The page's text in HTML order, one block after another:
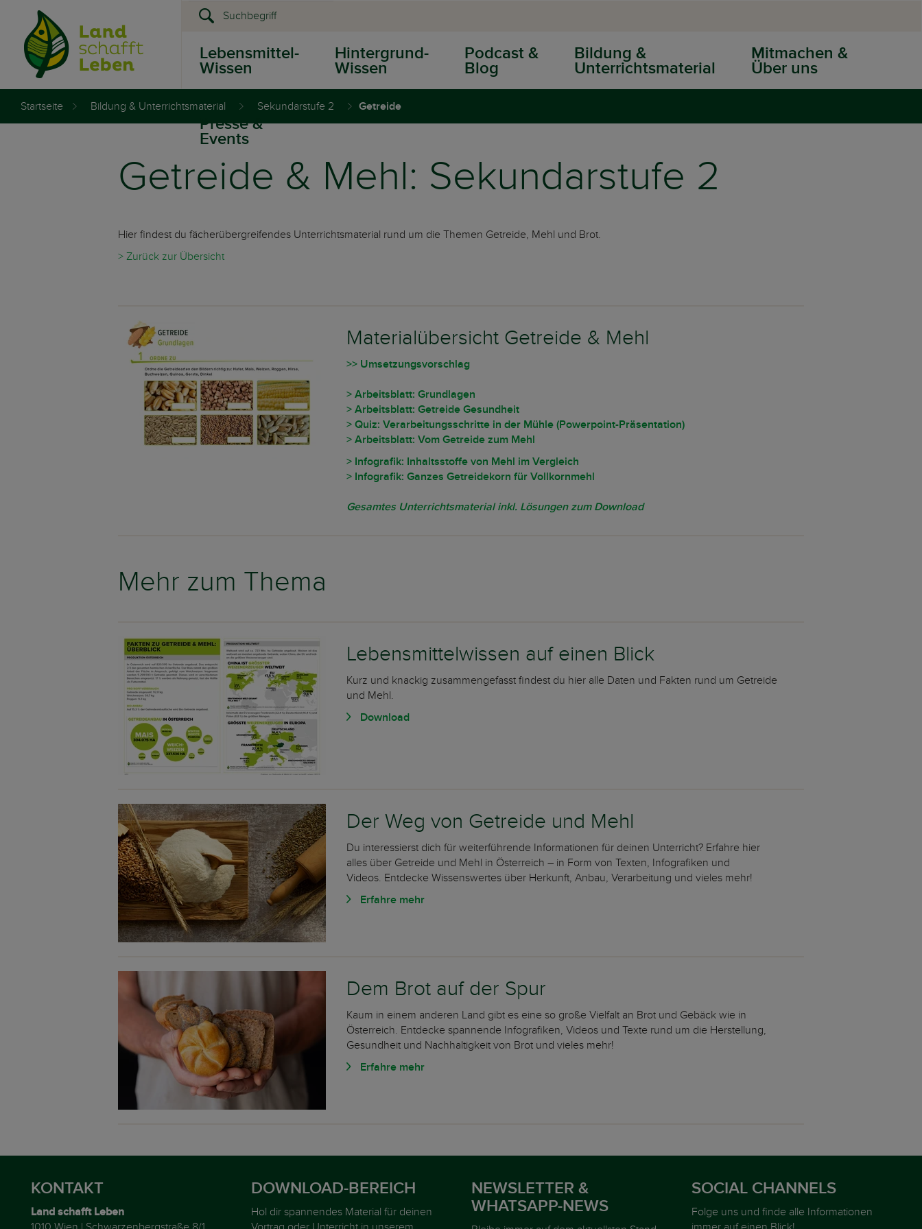
Lebensmittel-
Wissen
Hintergrund-
Wissen
Podcast &
Blog
Bildung &
Unterrichtsmaterial
Mitmachen &
Über uns
Presse &
Events
Startseite Bildung & Unterrichtsmaterial Sekundarstufe 2 Getreide
Getreide & Mehl: Sekundarstufe 2
Hier findest du fächerübergreifendes Unterrichtsmaterial rund um die Themen Getreide, Mehl und Brot.
> Zurück zur Übersicht
Materialübersicht Getreide & Mehl
>> Umsetzungsvorschlag
> Arbeitsblatt: Grundlagen
> Arbeitsblatt: Getreide Gesundheit
> Quiz: Verarbeitungsschritte in der Mühle (Powerpoint-Präsentation)
> Arbeitsblatt: Vom Getreide zum Mehl
> Infografik: Inhaltsstoffe von Mehl im Vergleich
> Infografik: Ganzes Getreidekorn für Vollkornmehl
Gesamtes Unterrichtsmaterial inkl. Lösungen zum Download
Mehr zum Thema
Lebensmittelwissen auf einen Blick
Kurz und knackig zusammengefasst findest du hier alle Daten und Fakten rund um Getreide
und Mehl.
Download
Der Weg von Getreide und Mehl
Du interessierst dich für weiterführende Informationen für deinen Unterricht? Erfahre hier
alles über Getreide und Mehl in Österreich – in Form von Texten, Infografiken und
Videos. Entdecke Wissenswertes über Herkunft, Anbau, Verarbeitung und vieles mehr!
Erfahre mehr
Dem Brot auf der Spur
Kaum in einem anderen Land gibt es eine so große Vielfalt an Brot und Gebäck wie in
Österreich. Entdecke spannende Infografiken, Videos und Texte rund um die Herstellung,
Gesundheit und Nachhaltigkeit von Brot und vieles mehr!
Erfahre mehr
KONTAKT
Land schafft Leben
DOWNLOAD-BEREICH
Hol dir spannendes Material für deinen
NEWSLETTER &
WHATSAPP-NEWS
SOCIAL CHANNELS
Folge uns und finde alle Informationen